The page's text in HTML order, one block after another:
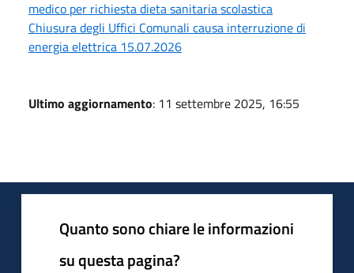
medico per richiesta dieta sanitaria scolastica
Chiusura degli Uffici Comunali causa interruzione di
energia elettrica 15.07.2026
Ultimo aggiornamento: 11 settembre 2025, 16:55
Quanto sono chiare le informazioni
su questa pagina?